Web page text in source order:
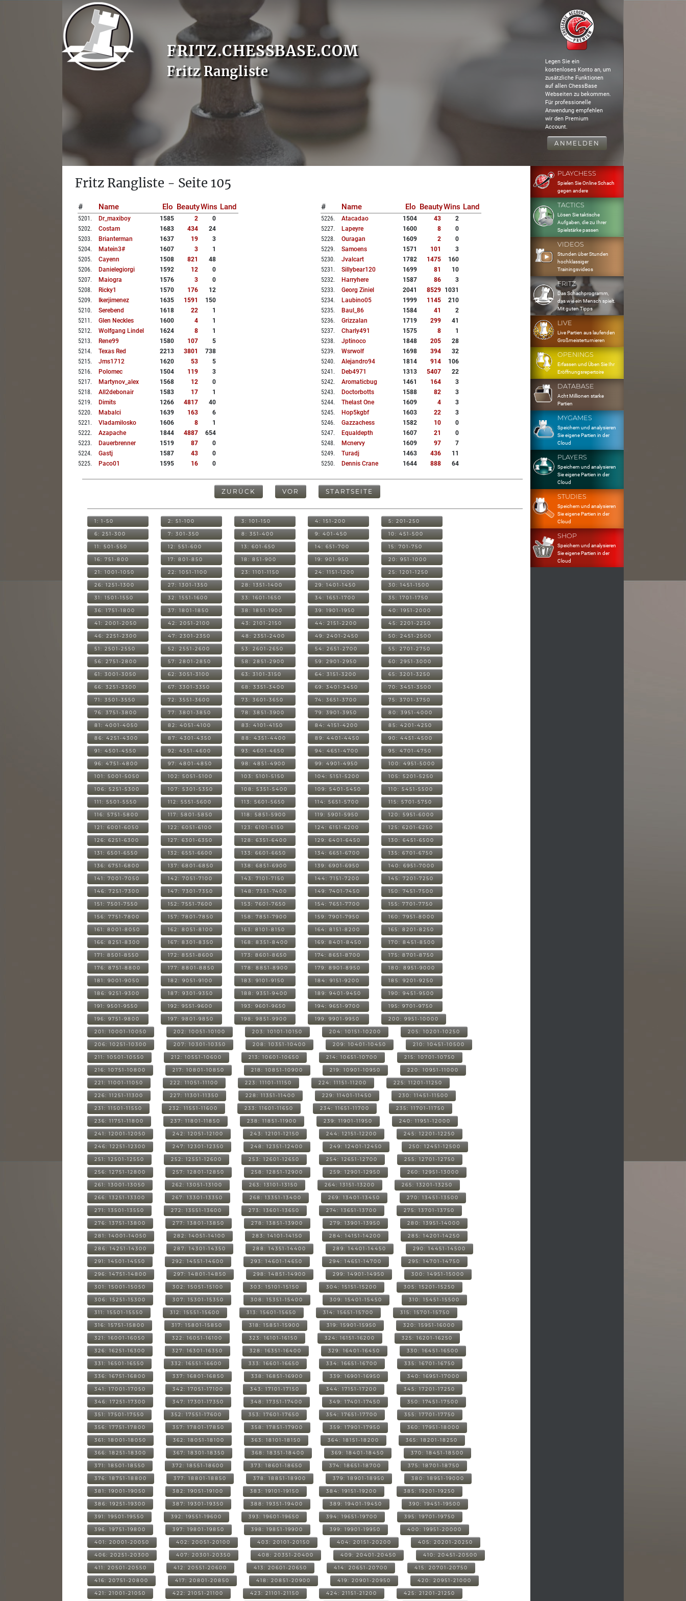
FRITZ.CHESSBASE.COM
Fritz Rangliste
Legen Sie ein
kostenloses Konto an, um
zusätzliche Funktionen
auf allen ChessBase
Webseiten zu bekommen.
Für professionelle
Anwendung empfehlen
wir den Premium
Account.
ANMELDEN
Fritz Rangliste - Seite 105
# Name Elo BeautyWins Land
5201 . Dr_maxiboy 1585 2
0
5202. Costam 1683 434
24
5203. Brianterman 1637 19
3
5204. Matein3# 1607 3
1
5205. Cayenn 1508 821
48
5206. Danielegiorgi 1592 12
0
5207. Maiogra 1576 3
0
5208. Ricky1 1570 176
12
5209. Ikerjimenez 1635 1591
150
5210. Serebend 1618 22
1
5211 . Glen Neckles 1600 4
1
5212. Wolfgang Lindel 1624 8
1
5213. Rene99 1580 107
5
5214. Texas Red 2213 3801
738
5215. Jms1712 1620 53
5
5216. Polomec 1504 119
3
5217. Martynov_alex 1568 12
0
5218. All2debonair 1583 17
1
5219. Dimits 1266 4817
40
5220. Mabalci 1639 163
6
5221 . Vladamilosko 1606 8
1
5222. Azapache 1844 4887
654
5223. Dauerbrenner 1519 87
0
5224. Gastj 1587 43
0
5225. Paco01 1595 16 0
# Name Elo BeautyWins Land
5226. Atacadao 1504 43
2
5227. Lapeyre 1600 8
0
5228. Ouragan 1609 2
0
5229. Samoens 1571 101
3
5230. Jvalcart 1782 1475
160
5231 . Sillybear120 1699 81
10
5232. Harryhere 1587 86
3
5233. Georg Ziniel 2041 8529 1031
5234. Laubino05 1999 1145
210
5235. Baul_86 1584 41
2
5236. Grizzalan 1719 299
41
5237. Charly491 1575 8
1
5238. Jptinoco 1848 205
28
5239. Wsrwolf 1698 394
32
5240. Alejandro94 1814 914
106
5241 . Deb4971 1313 5407
22
5242. Aromaticbug 1461 164
3
5243. Doctorbotts 1588 82
3
5244. Thelast One 1609 4
3
5245. Hop5kgbf 1603 22
3
5246. Gazzachess 1582 10
0
5247. Equaldepth 1607 21
0
5248. Mcnervy 1609 97
7
5249. Turadj 1463 436
11
5250. Dennis Crane 1644 888 64
ZURÜCK VOR STARTSEITE
1: 1-50 2: 51-100 3: 101-150 4: 151-200 5: 201-250
6: 251-300 7: 301-350 8: 351-400 9: 401-450 10: 451-500
11: 501-550 12: 551-600 13: 601-650 14: 651-700 15: 701-750
16: 751-800 17: 801-850 18: 851-900 19: 901-950 20: 951-1000
21: 1001-1050 22: 1051-1100 23: 1101-1150 24: 1151-1200 25: 1201-1250
26: 1251-1300 27: 1301-1350 28: 1351-1400 29: 1401-1450 30: 1451-1500
31: 1501-1550 32: 1551-1600 33: 1601-1650 34: 1651-1700 35: 1701-1750
36: 1751-1800 37: 1801-1850 38: 1851-1900 39: 1901-1950 40: 1951-2000
41: 2001-2050 42: 2051-2100 43: 2101-2150 44: 2151-2200 45: 2201-2250
46: 2251-2300 47: 2301-2350 48: 2351-2400 49: 2401-2450 50: 2451-2500
51: 2501-2550 52: 2551-2600 53: 2601-2650 54: 2651-2700 55: 2701-2750
56: 2751-2800 57: 2801-2850 58: 2851-2900 59: 2901-2950 60: 2951-3000
61: 3001-3050 62: 3051-3100 63: 3101-3150 64: 3151-3200 65: 3201-3250
66: 3251-3300 67: 3301-3350 68: 3351-3400 69: 3401-3450 70: 3451-3500
71: 3501-3550 72: 3551-3600 73: 3601-3650 74: 3651-3700 75: 3701-3750
76: 3751-3800 77: 3801-3850 78: 3851-3900 79: 3901-3950 80: 3951-4000
81: 4001-4050 82: 4051-4100 83: 4101-4150 84: 4151-4200 85: 4201-4250
86: 4251-4300 87: 4301-4350 88: 4351-4400 89: 4401-4450 90: 4451-4500
91: 4501-4550 92: 4551-4600 93: 4601-4650 94: 4651-4700 95: 4701-4750
96: 4751-4800 97: 4801-4850 98: 4851-4900 99: 4901-4950 100: 4951-5000
101: 5001-5050 102: 5051-5100 103: 5101-5150 104: 5151-5200 105: 5201-5250
106: 5251-5300 107: 5301-5350 108: 5351-5400 109: 5401-5450 110: 5451-5500
111: 5501-5550 112: 5551-5600 113: 5601-5650 114: 5651-5700 115: 5701-5750
116: 5751-5800 117: 5801-5850 118: 5851-5900 119: 5901-5950 120: 5951-6000
121: 6001-6050 122: 6051-6100 123: 6101-6150 124: 6151-6200 125: 6201-6250
126: 6251-6300 127: 6301-6350 128: 6351-6400 129: 6401-6450 130: 6451-6500
131: 6501-6550 132: 6551-6600 133: 6601-6650 134: 6651-6700 135: 6701-6750
136: 6751-6800 137: 6801-6850 138: 6851-6900 139: 6901-6950 140: 6951-7000
141: 7001-7050 142: 7051-7100 143: 7101-7150 144: 7151-7200 145: 7201-7250
146: 7251-7300 147: 7301-7350 148: 7351-7400 149: 7401-7450 150: 7451-7500
151: 7501-7550 152: 7551-7600 153: 7601-7650 154: 7651-7700 155: 7701-7750
156: 7751-7800 157: 7801-7850 158: 7851-7900 159: 7901-7950 160: 7951-8000
161: 8001-8050 162: 8051-8100 163: 8101-8150 164: 8151-8200 165: 8201-8250
166: 8251-8300 167: 8301-8350 168: 8351-8400 169: 8401-8450 170: 8451-8500
171: 8501-8550 172: 8551-8600 173: 8601-8650 174: 8651-8700 175: 8701-8750
176: 8751-8800 177: 8801-8850 178: 8851-8900 179: 8901-8950 180: 8951-9000
181: 9001-9050 182: 9051-9100 183: 9101-9150 184: 9151-9200 185: 9201-9250
186: 9251-9300 187: 9301-9350 188: 9351-9400 189: 9401-9450 190: 9451-9500
191: 9501-9550 192: 9551-9600 193: 9601-9650 194: 9651-9700 195: 9701-9750
196: 9751-9800 197: 9801-9850 198: 9851-9900 199: 9901-9950 200: 9951-10000
201: 10001-10050 202: 10051-10100 203: 10101-10150 204: 10151-10200 205: 10201-10250
206: 10251-10300 207: 10301-10350 208: 10351-10400 209: 10401-10450 210: 10451-10500
211: 10501-10550 212: 10551-10600 213: 10601-10650 214: 10651-10700 215: 10701-10750
216: 10751-10800 217: 10801-10850 218: 10851-10900 219: 10901-10950 220: 10951-11000
221: 11001-11050 222: 11051-11100 223: 11101-11150 224: 11151-11200 225: 11201-11250
226: 11251-11300 227: 11301-11350 228: 11351-11400 229: 11401-11450 230: 11451-11500
231: 11501-11550 232: 11551-11600 233: 11601-11650 234: 11651-11700 235: 11701-11750
236: 11751-11800 237: 11801-11850 238: 11851-11900 239: 11901-11950 240: 11951-12000
241: 12001-12050 242: 12051-12100 243: 12101-12150 244: 12151-12200 245: 12201-12250
246: 12251-12300 247: 12301-12350 248: 12351-12400 249: 12401-12450 250: 12451-12500
251: 12501-12550 252: 12551-12600 253: 12601-12650 254: 12651-12700 255: 12701-12750
256: 12751-12800 257: 12801-12850 258: 12851-12900 259: 12901-12950 260: 12951-13000
261: 13001-13050 262: 13051-13100 263: 13101-13150 264: 13151-13200 265: 13201-13250
266: 13251-13300 267: 13301-13350 268: 13351-13400 269: 13401-13450 270: 13451-13500
271: 13501-13550 272: 13551-13600 273: 13601-13650 274: 13651-13700 275: 13701-13750
276: 13751-13800 277: 13801-13850 278: 13851-13900 279: 13901-13950 280: 13951-14000
281: 14001-14050 282: 14051-14100 283: 14101-14150 284: 14151-14200 285: 14201-14250
286: 14251-14300 287: 14301-14350 288: 14351-14400 289: 14401-14450 290: 14451-14500
291: 14501-14550 292: 14551-14600 293: 14601-14650 294: 14651-14700 295: 14701-14750
296: 14751-14800 297: 14801-14850 298: 14851-14900 299: 14901-14950 300: 14951-15000
301: 15001-15050 302: 15051-15100 303: 15101-15150 304: 15151-15200 305: 15201-15250
306: 15251-15300 307: 15301-15350 308: 15351-15400 309: 15401-15450 310: 15451-15500
311: 15501-15550 312: 15551-15600 313: 15601-15650 314: 15651-15700 315: 15701-15750
316: 15751-15800 317: 15801-15850 318: 15851-15900 319: 15901-15950 320: 15951-16000
321: 16001-16050 322: 16051-16100 323: 16101-16150 324: 16151-16200 325: 16201-16250
326: 16251-16300 327: 16301-16350 328: 16351-16400 329: 16401-16450 330: 16451-16500
331: 16501-16550 332: 16551-16600 333: 16601-16650 334: 16651-16700 335: 16701-16750
336: 16751-16800 337: 16801-16850 338: 16851-16900 339: 16901-16950 340: 16951-17000
341: 17001-17050 342: 17051-17100 343: 17101-17150 344: 17151-17200 345: 17201-17250
346: 17251-17300 347: 17301-17350 348: 17351-17400 349: 17401-17450 350: 17451-17500
351: 17501-17550 352: 17551-17600 353: 17601-17650 354: 17651-17700 355: 17701-17750
356: 17751-17800 357: 17801-17850 358: 17851-17900 359: 17901-17950 360: 17951-18000
361: 18001-18050 362: 18051-18100 363: 18101-18150 364: 18151-18200 365: 18201-18250
366: 18251-18300 367: 18301-18350 368: 18351-18400 369: 18401-18450 370: 18451-18500
371: 18501-18550 372: 18551-18600 373: 18601-18650 374: 18651-18700 375: 18701-18750
376: 18751-18800 377: 18801-18850 378: 18851-18900 379: 18901-18950 380: 18951-19000
381: 19001-19050 382: 19051-19100 383: 19101-19150 384: 19151-19200 385: 19201-19250
386: 19251-19300 387: 19301-19350 388: 19351-19400 389: 19401-19450 390: 19451-19500
391: 19501-19550 392: 19551-19600 393: 19601-19650 394: 19651-19700 395: 19701-19750
396: 19751-19800 397: 19801-19850 398: 19851-19900 399: 19901-19950 400: 19951-20000
401: 20001-20050 402: 20051-20100 403: 20101-20150 404: 20151-20200 405: 20201-20250
406: 20251-20300 407: 20301-20350 408: 20351-20400 409: 20401-20450 410: 20451-20500
411: 20501-20550 412: 20551-20600 413: 20601-20650 414: 20651-20700 415: 20701-20750
416: 20751-20800 417: 20801-20850 418: 20851-20900 419: 20901-20950 420: 20951-21000
421: 21001-21050 422: 21051-21100 423: 21101-21150 424: 21151-21200 425: 21201-21250
PLAYCHESS
Spielen Sie Online Schach
gegen andere
TACTICS
Lösen Sie taktische
Aufgaben, die zu Ihrer
Spielstärke passen
VIDEOS
Stunden über Stunden
hochklassiger
Trainingsvideos
FRITZ
Das Schachprogramm,
das wie ein Mensch spielt.
Mit guten Tipps
LIVE
Live Partien aus laufenden
Großmeisterturnieren
OPENINGS
Erfassen und Üben Sie Ihr
Eröffnungsrepertoire
DATABASE
Acht Millionen starke
Partien
MYGAMES
Speichern und analysieren
Sie eigene Partien in der
Cloud
PLAYERS
Speichern und analysieren
Sie eigene Partien in der
Cloud
STUDIES
Speichern und analysieren
Sie eigene Partien in der
Cloud
SHOP
Speichern und analysieren
Sie eigene Partien in der
Cloud